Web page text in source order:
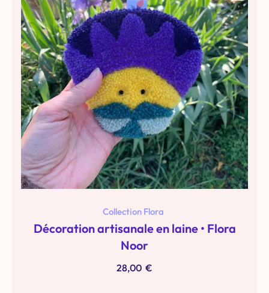
Collection Flora
Décoration artisanale en laine • Flora
Noor
28,00€